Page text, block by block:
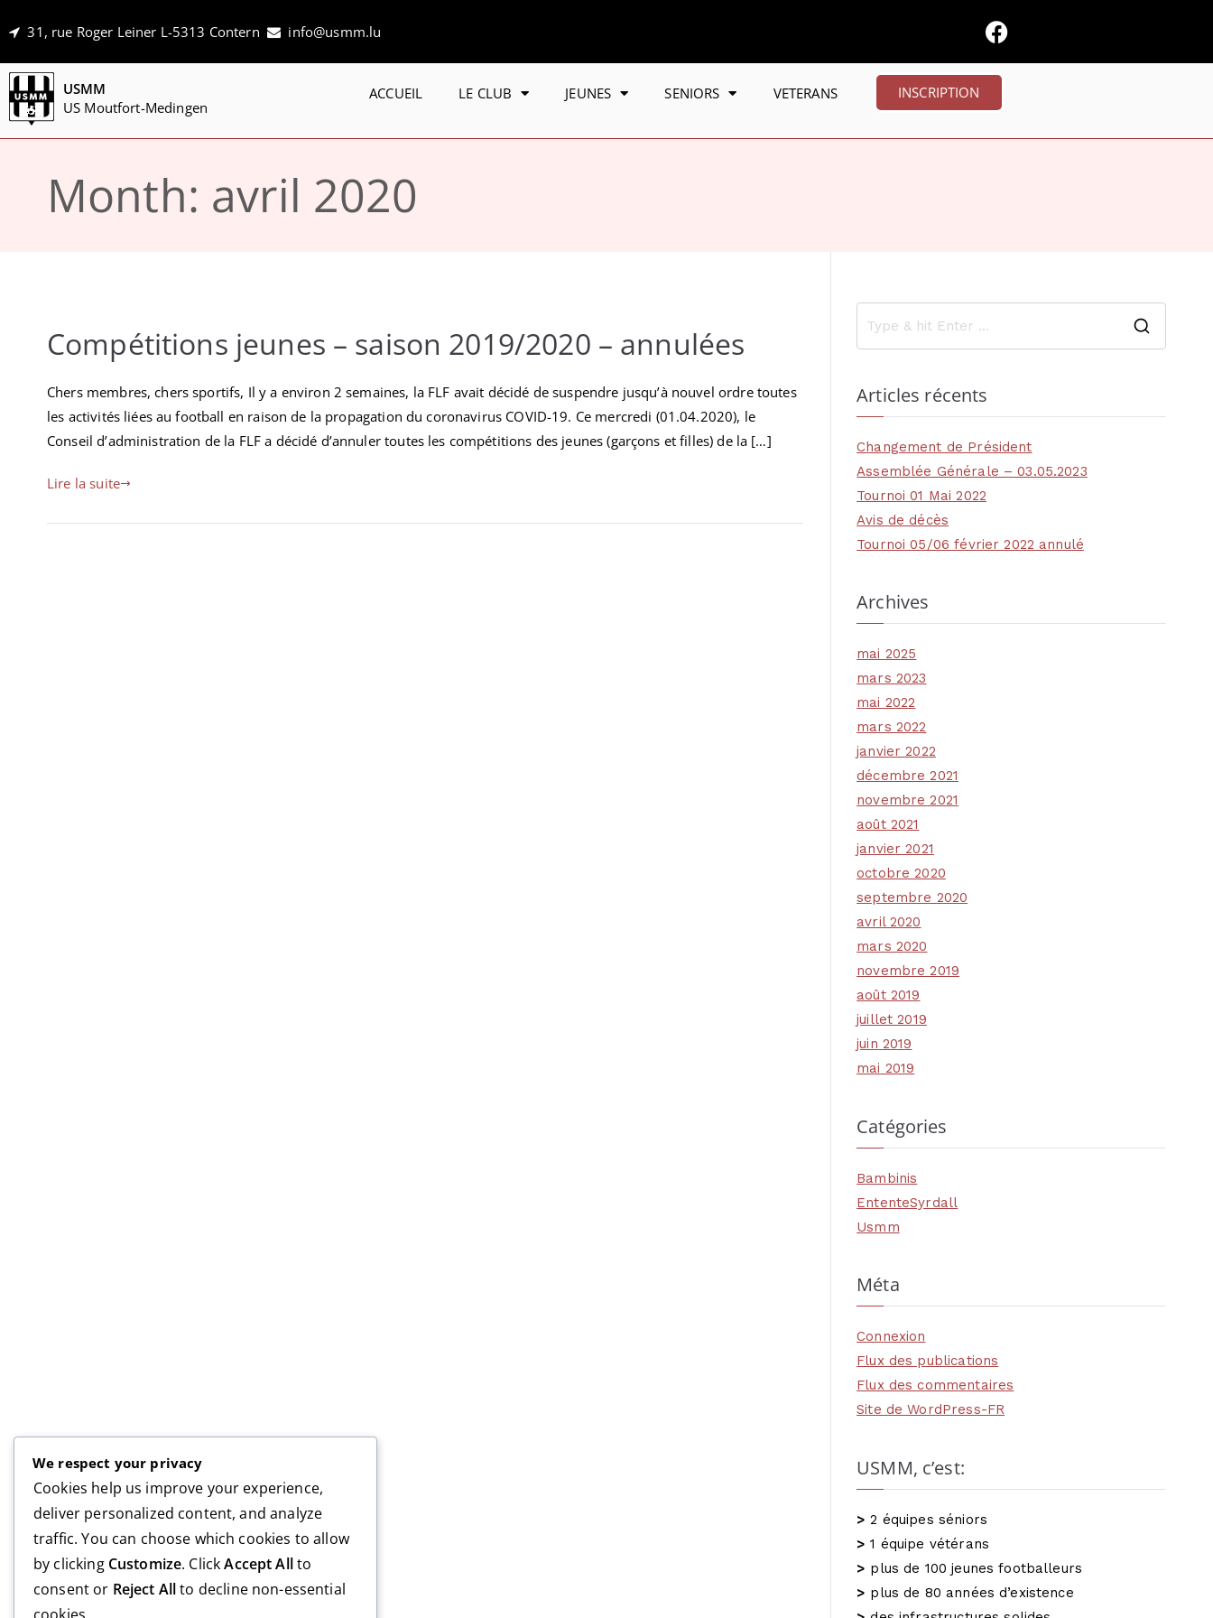
31, rue Roger Leiner L-5313 Contern info@usmm.lu
USMM
US Moutfort-Medingen
ACCUEIL LE CLUB JEUNES SENIORS VETERANS INSCRIPTION
Month: avril 2020
Compétitions jeunes – saison 2019/2020 – annulées
Chers membres, chers sportifs, Il y a environ 2 semaines, la FLF avait décidé de suspendre jusqu’à nouvel ordre toutes
les activités liées au football en raison de la propagation du coronavirus COVID-19. Ce mercredi (01.04.2020), le
Conseil d’administration de la FLF a décidé d’annuler toutes les compétitions des jeunes (garçons et filles) de la […]
Lire la suite
Articles récents
Changement de Président
Assemblée Générale – 03.05.2023
Tournoi 01 Mai 2022
Avis de décès
Tournoi 05/06 février 2022 annulé
Archives
mai 2025
mars 2023
mai 2022
mars 2022
janvier 2022
décembre 2021
novembre 2021
août 2021
janvier 2021
octobre 2020
septembre 2020
avril 2020
mars 2020
novembre 2019
août 2019
juillet 2019
juin 2019
mai 2019
Catégories
Bambinis
EntenteSyrdall
Usmm
Méta
Connexion
Flux des publications
Flux des commentaires
Site de WordPress-FR
USMM, c’est:
> 2 équipes séniors
> 1 équipe vétérans
> plus de 100 jeunes footballeurs
> plus de 80 années d’existence
We respect your privacy
Cookies help us improve your experience,
deliver personalized content, and analyze
traffic. You can choose which cookies to allow
by clicking Customize. ClickAccept Allto
consent or Reject Allto decline non-essential